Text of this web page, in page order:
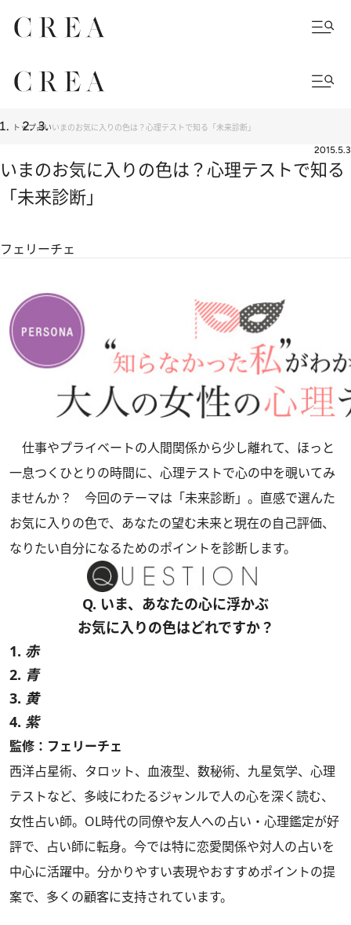
トップ占いいまのお気に入りの色は？心理テストで知る「未来診断」
2015.5.3
いまのお気に入りの色は？心理テストで知る
「未来診断」
フェリーチェ
仕事やプライベートの人間関係から少し離れて、ほっと
一息つくひとりの時間に、心理テストで心の中を覗いてみ
ませんか？ 今回のテーマは「未来診断」。直感で選んた
お気に入りの色で、あなたの望む未来と現在の自己評価、
なりたい自分になるためのポイントを診断します。
Q. いま、あなたの心に浮かぶ
お気に入りの色はどれですか？
1. 赤
2. 青
3. 黄
4. 紫
監修：フェリーチェ
西洋占星術、タロット、血液型、数秘術、九星気学、心理
テストなど、多岐にわたるジャンルで人の心を深く読む、
女性占い師。OL時代の同僚や友人への占い・心理鑑定が好
評で、占い師に転身。今では特に恋愛関係や対人の占いを
中心に活躍中。分かりやすい表現やおすすめポイントの提
案で、多くの顧客に支持されています。